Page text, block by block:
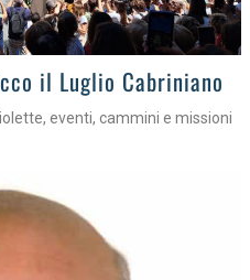
il Luglio Cabriniano
eventi, cammini e missioni